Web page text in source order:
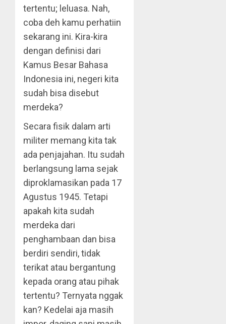
tertentu; leluasa. Nah,
coba deh kamu perhatiin
sekarang ini. Kira-kira
dengan definisi dari
Kamus Besar Bahasa
Indonesia ini, negeri kita
sudah bisa disebut
merdeka?
Secara fisik dalam arti
militer memang kita tak
ada penjajahan. Itu sudah
berlangsung lama sejak
diproklamasikan pada 17
Agustus 1945. Tetapi
apakah kita sudah
merdeka dari
penghambaan dan bisa
berdiri sendiri, tidak
terikat atau bergantung
kepada orang atau pihak
tertentu? Ternyata nggak
kan? Kedelai aja masih